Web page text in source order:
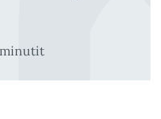
minutit